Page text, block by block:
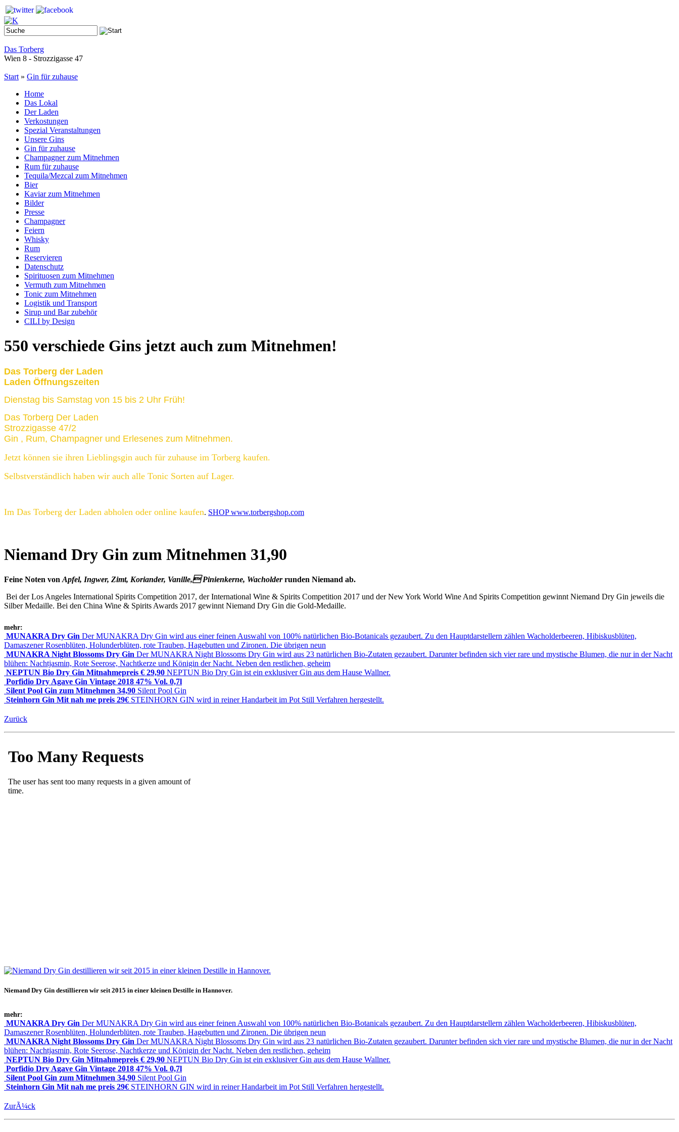
Das Torberg
Wien 8 - Strozzigasse 47
Start » Gin für zuhause
Home
Das Lokal
Der Laden
Verkostungen
Spezial Veranstaltungen
Unsere Gins
Gin für zuhause
Champagner zum Mitnehmen
Rum für zuhause
Tequila/Mezcal zum Mitnehmen
Bier
Kaviar zum Mitnehmen
Bilder
Presse
Champagner
Feiern
Whisky
Rum
Reservieren
Datenschutz
Spirituosen zum Mitnehmen
Vermuth zum Mitnehmen
Tonic zum Mitnehmen
Logistik und Transport
Sirup und Bar zubehör
CILI by Design
550 verschiede Gins jetzt auch zum Mitnehmen!
Das Torberg der Laden
Laden Öffnungszeiten
Dienstag bis Samstag von 15 bis 2 Uhr Früh!
Das Torberg Der Laden
Strozzigasse 47/2
Gin , Rum, Champagner und Erlesenes zum Mitnehmen.
Jetzt können sie ihren Lieblingsgin auch für zuhause im Torberg kaufen.
Selbstverständlich haben wir auch alle Tonic Sorten auf Lager.
Im Das Torberg der Laden abholen oder online kaufen. SHOP www.torbergshop.com
Niemand Dry Gin zum Mitnehmen 31,90
Feine Noten von Apfel, Ingwer, Zimt, Koriander, Vanille, Pinienkerne, Wacholderrunden Niemand ab.
Bei der Los Angeles International Spirits Competition 2017, der International Wine & Spirits Competition 2017 und der New York World Wine And Spirits Competition gewinnt Niemand Dry Gin jeweils die
Silber Medaille. Bei den China Wine & Spirits Awards 2017 gewinnt Niemand Dry Gin die Gold-Medaille.
mehr:
MUNAKRA Dry Gin Der MUNAKRA Dry Gin wird aus einer feinen Auswahl von 100% natürlichen Bio-Botanicals gezaubert. Zu den Hauptdarstellern zählen Wacholderbeeren, Hibiskusblüten,
Damaszener Rosenblüten, Holunderblüten, rote Trauben, Hagebutten und Zironen. Die übrigen neun
MUNAKRA Night Blossoms Dry Gin Der MUNAKRA Night Blossoms Dry Gin wird aus 23 natürlichen Bio-Zutaten gezaubert. Darunter befinden sich vier rare und mystische Blumen, die nur in der Nacht
blühen: Nachtjasmin, Rote Seerose, Nachtkerze und Königin der Nacht. Neben den restlichen, geheim
NEPTUN Bio Dry Gin Mitnahmepreis € 29,90 NEPTUN Bio Dry Gin ist ein exklusiver Gin aus dem Hause Wallner.
Porfidio Dry Agave Gin Vintage 2018 47% Vol. 0,7l
Silent Pool Gin zum Mitnehmen 34,90 Silent Pool Gin
Steinhorn Gin Mit ­nah ­me ­preis 29€ STEINHORN GIN wird in reiner Handarbeit im Pot Still Verfahren hergestellt.
Zurück
Niemand Dry Gin destillieren wir seit 2015 in einer kleinen Destille in Hannover.
mehr:
MUNAKRA Dry Gin Der MUNAKRA Dry Gin wird aus einer feinen Auswahl von 100% natürlichen Bio-Botanicals gezaubert. Zu den Hauptdarstellern zählen Wacholderbeeren, Hibiskusblüten,
Damaszener Rosenblüten, Holunderblüten, rote Trauben, Hagebutten und Zironen. Die übrigen neun
MUNAKRA Night Blossoms Dry Gin Der MUNAKRA Night Blossoms Dry Gin wird aus 23 natürlichen Bio-Zutaten gezaubert. Darunter befinden sich vier rare und mystische Blumen, die nur in der Nacht
blühen: Nachtjasmin, Rote Seerose, Nachtkerze und Königin der Nacht. Neben den restlichen, geheim
NEPTUN Bio Dry Gin Mitnahmepreis € 29,90 NEPTUN Bio Dry Gin ist ein exklusiver Gin aus dem Hause Wallner.
Porfidio Dry Agave Gin Vintage 2018 47% Vol. 0,7l
Silent Pool Gin zum Mitnehmen 34,90 Silent Pool Gin
Steinhorn Gin Mit ­nah ­me ­preis 29€ STEINHORN GIN wird in reiner Handarbeit im Pot Still Verfahren hergestellt.
ZurÃ¼ck